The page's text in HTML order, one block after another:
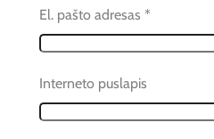
El. pašto adresas *
Interneto puslapis